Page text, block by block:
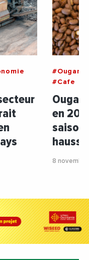
#Cafe
en
saison
8 novembre